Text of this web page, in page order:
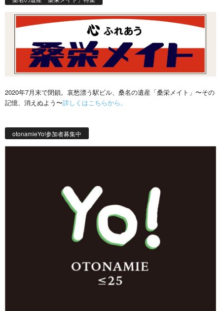
2020年7月末で閉鎖。哀愁漂う駅ビル、桑名の遺産「桑栄メイト」〜その
記憶、消えぬよう〜詳しくはこちらから。
otonamieYo!参加者募集中